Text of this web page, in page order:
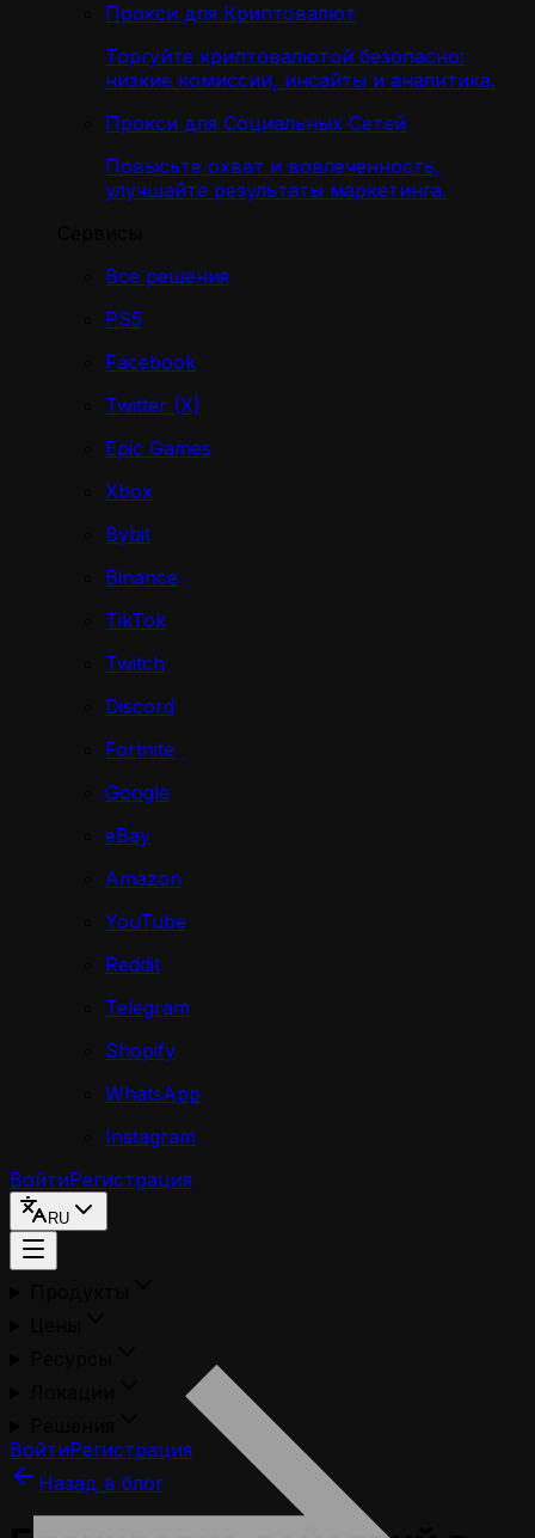
Прокси для Криптовалют
Торгуйте криптовалютой безопасно:
низкие комиссии, инсайты и аналитика.
Прокси для Социальных Сетей
Повысьте охват и вовлечённость,
улучшайте результаты маркетинга.
Все решения
PS5
Facebook
Twitter (X)
Epic Games
Xbox
Bybit
Binance
TikTok
Twitch
Discord
Fortnite
Google
eBay
Amazon
YouTube
Reddit
Telegram
Shopify
WhatsApp
Instagram
ВойтиРегистрация
RU
ВойтиРегистрация
Назад в блог